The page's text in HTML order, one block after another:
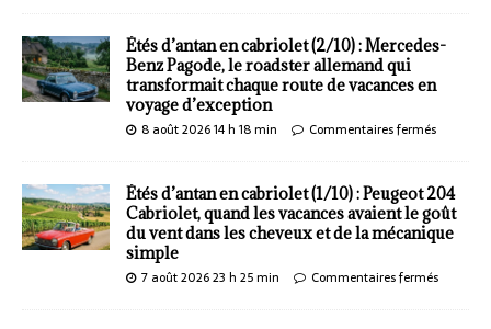
Étés d’antan en cabriolet (2/10) : Mercedes-
Benz Pagode, le roadster allemand qui
transformait chaque route de vacances en
voyage d’exception
8 août 2026 14 h 18 min Commentaires fermés
Étés d’antan en cabriolet (1/10) : Peugeot 204
Cabriolet, quand les vacances avaient le goût
du vent dans les cheveux et de la mécanique
simple
7 août 2026 23 h 25 min Commentaires fermés